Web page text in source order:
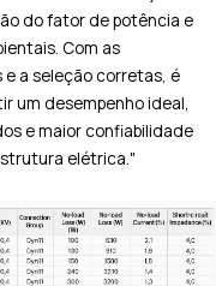
do fator de potência e
Com as
a seleção corretas, é
um desempenho ideal,
e maior confiabilidade
elétrica."